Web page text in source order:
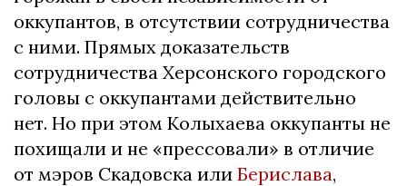
оккупантов, в отсутствии сотрудничества
с ними. Прямых доказательств
сотрудничества Херсонского городского
головы с оккупантами действительно
нет. Но при этом Колыхаева оккупанты не
похищали и не «прессовали» в отличие
от мэров Скадовска или Берислава,